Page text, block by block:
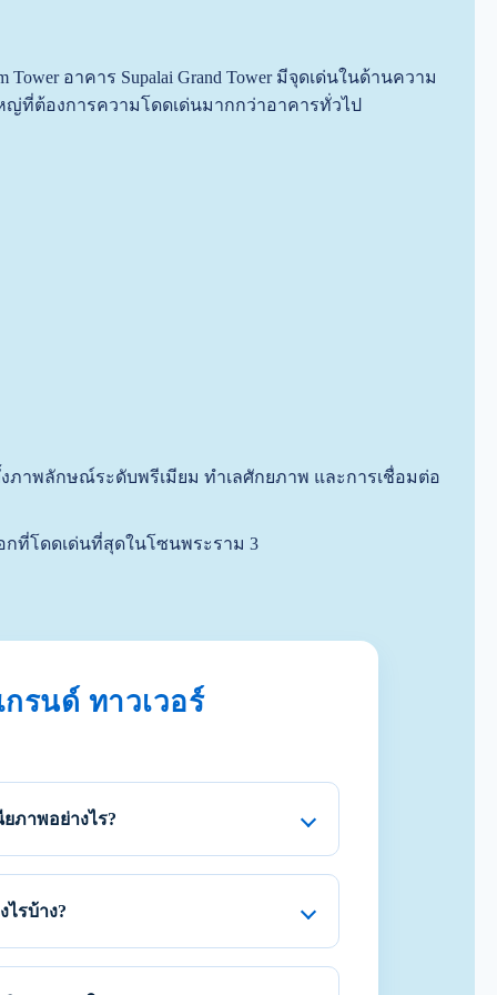
อาคาร Supalai Grand Tower มีจุดเด่นในด้านความ
ที่ต้องการความโดดเด่นมากกว่าอาคารทั่วไป
ภาพลักษณ์ระดับพรีเมียม ทำเลศักยภาพ และการเชื่อมต่อ
ที่โดดเด่นที่สุดในโซนพระราม 3
รนด์ ทาวเวอร์
ภาพอย่างไร?
รบ้าง?